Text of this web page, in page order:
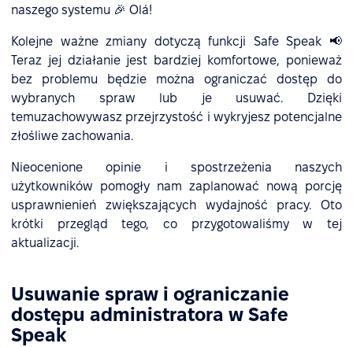
naszego systemu 🎉 Olá!
Kolejne ważne zmiany dotyczą funkcji Safe Speak 📢
Teraz jej działanie jest bardziej komfortowe, ponieważ
bez problemu będzie można ograniczać dostęp do
wybranych spraw lub je usuwać. Dzięki
temuzachowywasz przejrzystość i wykryjesz potencjalne
złośliwe zachowania.
Nieocenione opinie i spostrzeżenia naszych
użytkowników pomogły nam zaplanować nową porcję
usprawnienień zwiększających wydajność pracy. Oto
krótki przegląd tego, co przygotowaliśmy w tej
aktualizacji.
Usuwanie spraw i ograniczanie
dostępu administratora w Safe
Speak